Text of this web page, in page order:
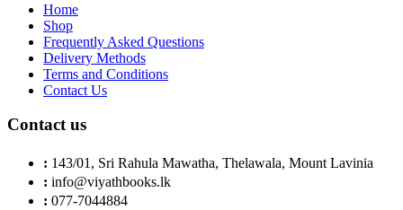
Home
Shop
Frequently Asked Questions
Delivery Methods
Terms and Conditions
Contact Us
Contact us
: 143/01, Sri Rahula Mawatha, Thelawala, Mount Lavinia
: info@viyathbooks.lk
: 077-7044884